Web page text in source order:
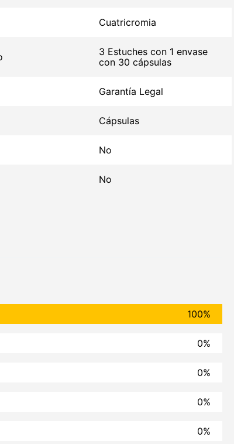
Cuatricromia
3 Estuches con 1 envase
con 30 cápsulas
Garantía Legal
Cápsulas
No
No
100%
0%
0%
0%
0%